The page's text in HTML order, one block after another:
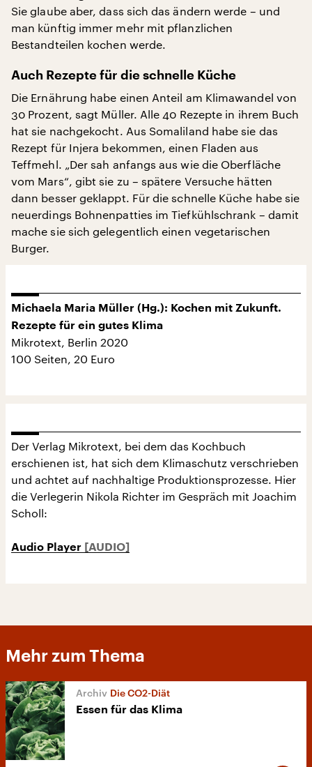
Sie glaube aber, dass sich das ändern werde – und
man künftig immer mehr mit pflanzlichen
Bestandteilen kochen werde.
Auch Rezepte für die schnelle Küche
Die Ernährung habe einen Anteil am Klimawandel von
30 Prozent, sagt Müller. Alle 40 Rezepte in ihrem Buch
hat sie nachgekocht. Aus Somaliland habe sie das
Rezept für Injera bekommen, einen Fladen aus
Teffmehl. „Der sah anfangs aus wie die Oberfläche
vom Mars“, gibt sie zu – spätere Versuche hätten
dann besser geklappt. Für die schnelle Küche habe sie
neuerdings Bohnenpatties im Tiefkühlschrank – damit
mache sie sich gelegentlich einen vegetarischen
Burger.
Michaela Maria Müller (Hg.): Kochen mit Zukunft.
Rezepte für ein gutes Klima
Mikrotext, Berlin 2020
100 Seiten, 20 Euro
Der Verlag Mikrotext, bei dem das Kochbuch
erschienen ist, hat sich dem Klimaschutz verschrieben
und achtet auf nachhaltige Produktionsprozesse. Hier
die Verlegerin Nikola Richter im Gespräch mit Joachim
Scholl:
Audio Player
Mehr zum Thema
Die CO2-Diät
Essen für das Klima